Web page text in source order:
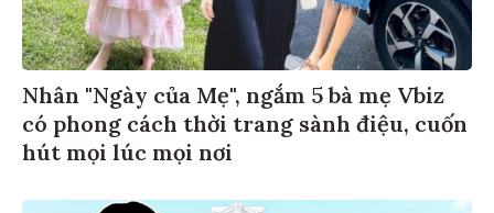
Nhân "Ngày của Mẹ", ngắm 5 bà mẹ Vbiz
có phong cách thời trang sành điệu, cuốn
hút mọi lúc mọi nơi